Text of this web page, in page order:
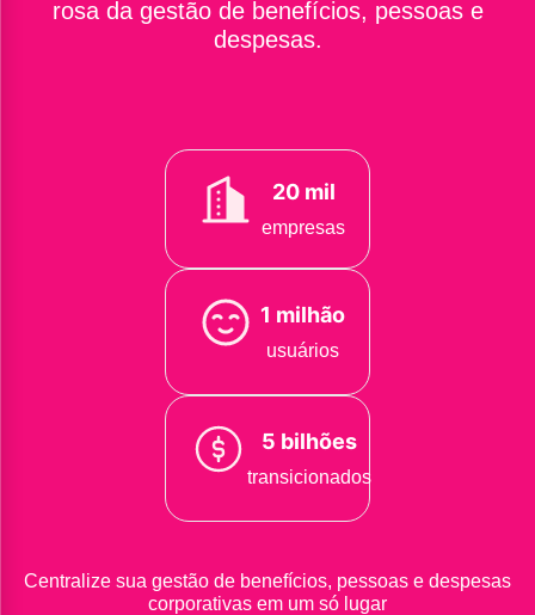
rosa da gestão de benefícios, pessoas e
despesas.
20 mil
empresas
1 milhão
usuários
5 bilhões
transicionados
Centralize sua gestão de benefícios, pessoas e despesas
corporativas em um só lugar